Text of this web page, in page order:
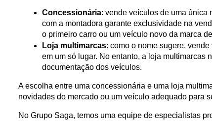
Concessionária: vende veículos de uma única
com a montadora garante exclusividade na
o primeiro carro ou um veículo novo da marca
Loja multimarcas: como o nome sugere,
em um só lugar. No entanto, a loja multimarcas
documentação dos veículos.
A escolha entre uma concessionária e uma loja
novidades do mercado ou um veículo adequado para
No Grupo Saga, temos uma equipe de especialistas